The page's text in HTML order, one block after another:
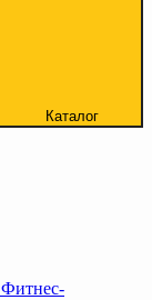
Каталог
Фитнес-